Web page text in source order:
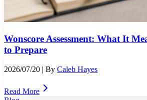
Wonscore Assessment: What It
to Prepare
2026/07/20 | By Caleb Hayes
Read More